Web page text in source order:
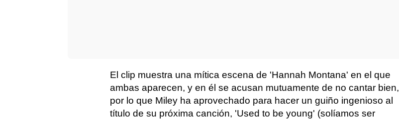
El clip muestra una mítica escena de 'Hannah Montana' en el que
ambas aparecen, y en él se acusan mutuamente de no cantar bien,
por lo que Miley ha aprovechado para hacer un guiño ingenioso al
título de su próxima canción, 'Used to be young' (solíamos ser